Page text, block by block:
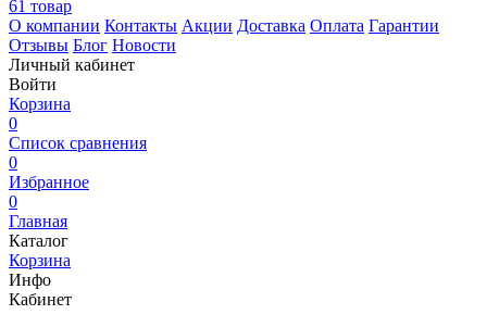
61 товар
О компании Контакты Акции Доставка Оплата Гарантии
Отзывы Блог Новости
Личный кабинет
Войти
Корзина
0
Список сравнения
0
Избранное
0
Главная
Каталог
Корзина
Инфо
Кабинет